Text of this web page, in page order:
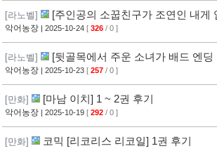
[라노벨] [주인공의 소꿉친구가 조연인 내게
악어농장 | 2025-10-24 [ 326 / 0 ]
[라노벨] [뒷골목에서 주운 소녀가 배드 엔
악어농장 | 2025-10-23 [ 257 / 0 ]
[만화] [마남 이치] 1 ~ 2권 후기
악어농장 | 2025-10-19 [ 292 / 0 ]
[만화] 코믹 [리코리스 리코일] 1권 후기